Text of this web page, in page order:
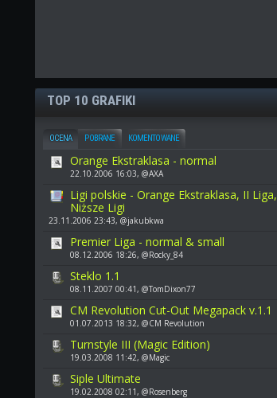
TOP 10 GRAFIKI
OCENA POBRANE KOMENTOWANE
Orange Ekstraklasa - normal
22.10.2006 16:03, @AXA
Ligi polskie - Orange Ekstraklasa, II Liga,
Niższe Ligi
23.11.2006 23:43, @jakubkwa
Premier Liga - normal & small
08.12.2006 18:26, @Rocky_84
Steklo 1.1
08.11.2007 00:41, @TomDixon77
CM Revolution Cut-Out Megapack v.1.1
01.07.2013 18:32, @CM Revolution
Turnstyle III (Magic Edition)
19.03.2008 11:42, @Magic
Siple Ultimate
19.02.2008 02:11, @Rosenberg